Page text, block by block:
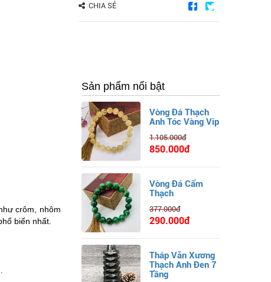
CHIA SẺ
crôm, nhôm
biến nhất.
Sản phẩm nổi bật
Vòng Đá Thạch
Anh Tóc Vàng Vip
1.105.000đ
850.000đ
Vòng Đá Cẩm
Thạch
377.000đ
290.000đ
Tháp Văn Xương
Thạch Anh Đen 7
Tầng